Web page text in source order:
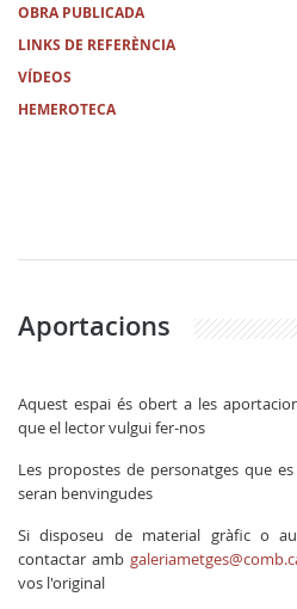
OBRA PUBLICADA
LINKS DE REFERÈNCIA
VÍDEOS
HEMEROTECA
Aportacions
Aquest espai és obert a les
que el lector vulgui fer-nos
Les propostes de personatges que
seran benvingudes
Si disposeu de material gràfic o
contactar amb
vos l'original